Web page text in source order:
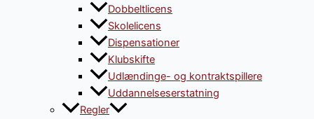
Dobbeltlicens
Skolelicens
Dispensationer
Klubskifte
Udlændinge- og kontraktspillere
Uddannelseserstatning
Regler